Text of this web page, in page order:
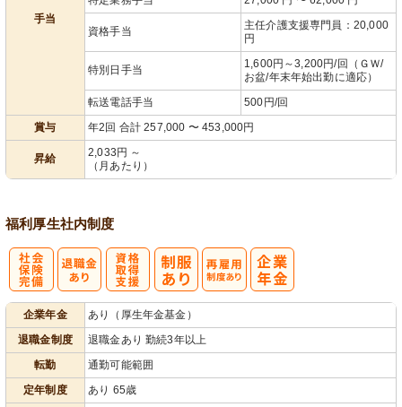
手当
資格手当
主任介護支援専門員：20,000
円
特別日手当
1,600円～3,200円/回（ＧＷ/
お盆/年末年始出勤に適応）
転送電話手当
500円/回
賞与
年2回 合計 257,000 〜 453,000円
昇給
2,033円 ～
（月あたり）
福利厚生社内制度
企業年金
あり（厚生年金基金）
退職金制度
退職金あり 勤続3年以上
転勤
通勤可能範囲
定年制度
あり 65歳